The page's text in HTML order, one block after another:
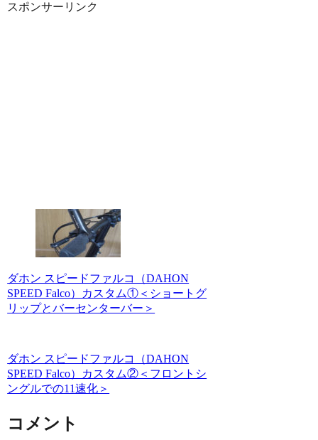
スポンサーリンク
ダホン スピードファルコ（DAHON
SPEED Falco）カスタム①＜ショートグ
リップとバーセンターバー＞
ダホン スピードファルコ（DAHON
SPEED Falco）カスタム②＜フロントシ
ングルでの11速化＞
コメント